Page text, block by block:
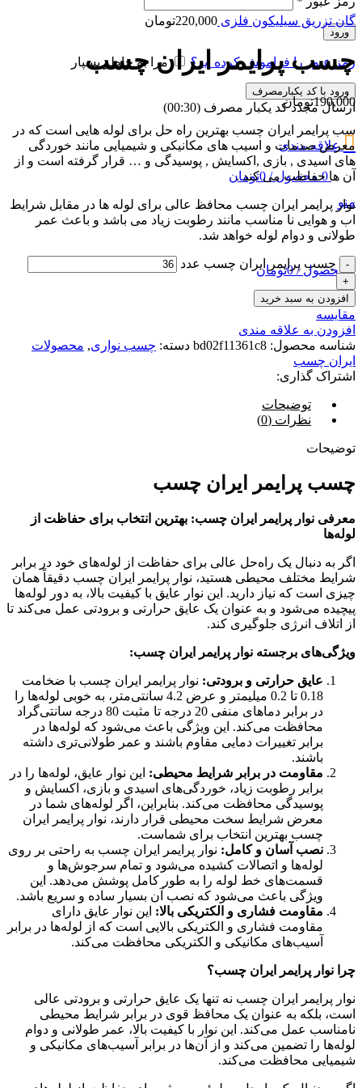
ورود
رمز عبور را فراموش کرده اید؟ مرا به خاطر بسپار
ورود با کد یکبارمصرف
ارسال مجدد کد یکبار مصرف (00:
30
)
علاقه مندی
0 محصول /
0تومان
منو
0 محصول /
0تومان
گان تزریق سیلیکون فلزی 220,000تومان
چسب پرایمر ایران چسب
190,000تومان
سب پرایمر ایران چسب بهترین راه حل برای لوله هایی است که در
معرض صدمات و اسیب های مکانیکی و شیمیایی مانند خوردگی
های اسیدی , بازی ,اکسایش , پوسیدگی و … قرار گرفته است و از
آن ها حفاظت می کند .
نوار پرایمر ایران چسب محافظ عالی برای لوله ها در مقابل شرایط
اب و هوایی نا مناسب مانند رطوبت زیاد می باشد و باعث عمر
طولانی و دوام لوله خواهد شد.
چسب پرایمر ایران چسب عدد
افزودن به سبد خرید
مقایسه
افزودن به علاقه مندی
شناسه محصول: bd02f11361c8 دسته: چسب نواری, محصولات
ایران چسب
اشتراک گذاری:
توضیحات
نظرات (0)
توضیحات
چسب پرایمر ایران چسب
معرفی نوار پرایمر ایران چسب: بهترین انتخاب برای حفاظت از
لوله‌ها
اگر به دنبال یک راه‌حل عالی برای حفاظت از لوله‌های خود در برابر
شرایط مختلف محیطی هستید، نوار پرایمر ایران چسب دقیقاً همان
چیزی است که نیاز دارید. این نوار عایق با کیفیت بالا، به دور لوله‌ها
پیچیده می‌شود و به عنوان یک عایق حرارتی و برودتی عمل می‌کند تا
از اتلاف انرژی جلوگیری کند.
ویژگی‌های برجسته نوار پرایمر ایران چسب:
عایق حرارتی و برودتی: نوار پرایمر ایران چسب با ضخامت
0.18 تا 0.2 میلیمتر و عرض 4.2 سانتی‌متر، به خوبی لوله‌ها را
در برابر دماهای منفی 20 درجه تا مثبت 80 درجه سانتی‌گراد
محافظت می‌کند. این ویژگی باعث می‌شود که لوله‌ها در
برابر تغییرات دمایی مقاوم باشند و عمر طولانی‌تری داشته
باشند.
مقاومت در برابر شرایط محیطی: این نوار عایق، لوله‌ها را در
برابر رطوبت زیاد، خوردگی‌های اسیدی و بازی، اکسایش و
پوسیدگی محافظت می‌کند. بنابراین، اگر لوله‌های شما در
معرض شرایط سخت محیطی قرار دارند، نوار پرایمر ایران
چسب بهترین انتخاب برای شماست.
نصب آسان و کامل: نوار پرایمر ایران چسب به راحتی بر روی
لوله‌ها و اتصالات کشیده می‌شود و تمام سرجوش‌ها و
قسمت‌های خط لوله را به طور کامل پوشش می‌دهد. این
ویژگی باعث می‌شود که نصب آن بسیار ساده و سریع باشد.
مقاومت فشاری و الکتریکی بالا: این نوار عایق دارای
مقاومت فشاری و الکتریکی بالایی است که از لوله‌ها در برابر
آسیب‌های مکانیکی و الکتریکی محافظت می‌کند.
چرا نوار پرایمر ایران چسب؟
نوار پرایمر ایران چسب نه تنها یک عایق حرارتی و برودتی عالی
است، بلکه به عنوان یک محافظ قوی در برابر شرایط محیطی
نامناسب عمل می‌کند. این نوار با کیفیت بالا، عمر طولانی و دوام
لوله‌ها را تضمین می‌کند و از آن‌ها در برابر آسیب‌های مکانیکی و
شیمیایی محافظت می‌کند.